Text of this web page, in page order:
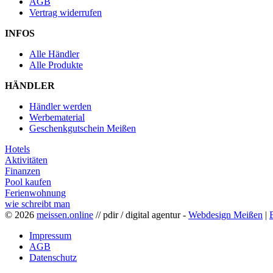
Vertrag widerrufen
INFOS
Alle Händler
Alle Produkte
HÄNDLER
Händler werden
Werbematerial
Geschenkgutschein Meißen
Hotels
Aktivitäten
Finanzen
Pool kaufen
Ferienwohnung
wie schreibt man
© 2026 meissen.online // pdir / digital agentur - Webdesign Meißen |
Impressum
AGB
Datenschutz